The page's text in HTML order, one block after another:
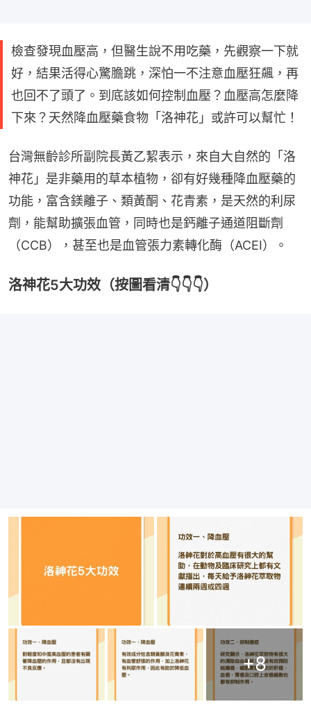
檢查發現血壓高，但醫生說不用吃藥，先觀察一下就
好，結果活得心驚膽跳，深怕一不注意血壓狂飆，再
也回不了頭了。到底該如何控制血壓？血壓高怎麼降
下來？天然降血壓藥食物「洛神花」或許可以幫忙！
台灣無齡診所副院長黃乙絜表示，來自大自然的「洛
神花」是非藥用的草本植物，卻有好幾種降血壓藥的
功能，富含鎂離子、類黃酮、花青素，是天然的利尿
劑，能幫助擴張血管，同時也是鈣離子通道阻斷劑
（CCB），甚至也是血管張力素轉化酶（ACEI）。
洛神花5大功效（按圖看清👇👇👇）
+8